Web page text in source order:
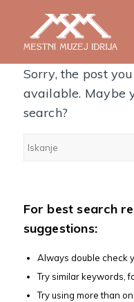
Nothing Found
Sorry, the post
available. Maybe
search?
For best search
suggestions:
Always double check
Try similar keywords,
Try using more than